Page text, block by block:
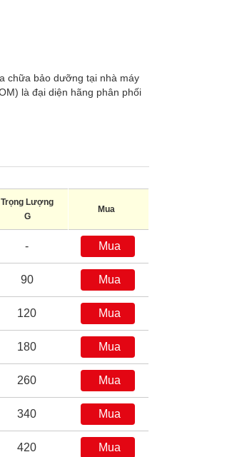
chữa bảo dưỡng tại nhà máy
là đại diện hãng phân phối
Trọng Lượng
G
Mua
- Mua
90 Mua
120 Mua
180 Mua
260 Mua
340 Mua
420 Mua